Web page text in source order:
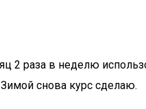
2 раза в неделю
снова курс сделаю.